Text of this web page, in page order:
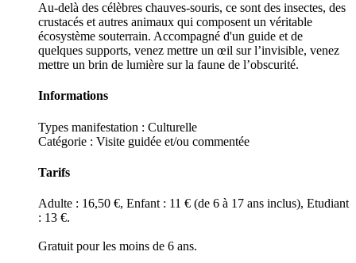
Au-delà des célèbres chauves-souris, ce sont des insectes, des
crustacés et autres animaux qui composent un véritable
écosystème souterrain. Accompagné d'un guide et de
quelques supports, venez mettre un œil sur l’invisible, venez
mettre un brin de lumière sur la faune de l’obscurité.
Informations
Types manifestation : Culturelle
Catégorie : Visite guidée et/ou commentée
Tarifs
Adulte : 16,50 €, Enfant : 11 € (de 6 à 17 ans inclus), Etudiant
: 13 €.
Gratuit pour les moins de 6 ans.